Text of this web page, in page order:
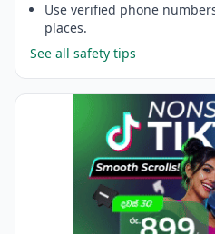
Use verified phone
places.
See all safety tips